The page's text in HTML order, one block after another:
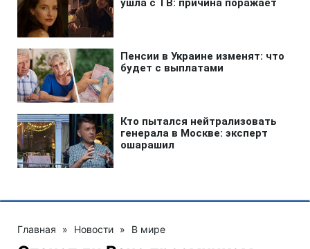
Главная » Новости » В мире